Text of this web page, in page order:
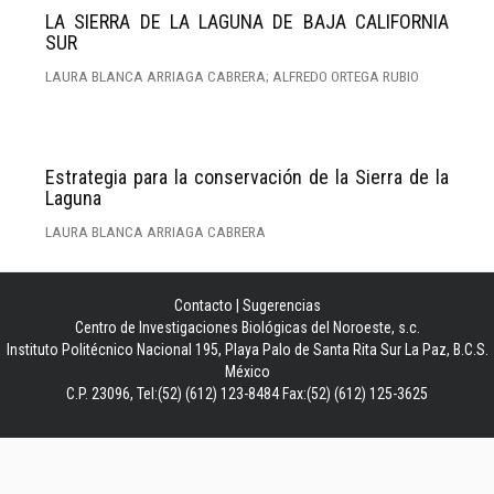
LA SIERRA DE LA LAGUNA DE BAJA CALIFORNIA
SUR
LAURA BLANCA ARRIAGA CABRERA; ALFREDO ORTEGA RUBIO
Estrategia para la conservación de la Sierra de la
Laguna
LAURA BLANCA ARRIAGA CABRERA
Contacto
Sugerencias
Centro de Investigaciones Biológicas del Noroeste, s.c.
Instituto Politécnico Nacional 195, Playa Palo de Santa Rita Sur La Paz, B.C.S.
México
C.P. 23096, Tel:(52) (612) 123-8484 Fax:(52) (612) 125-3625